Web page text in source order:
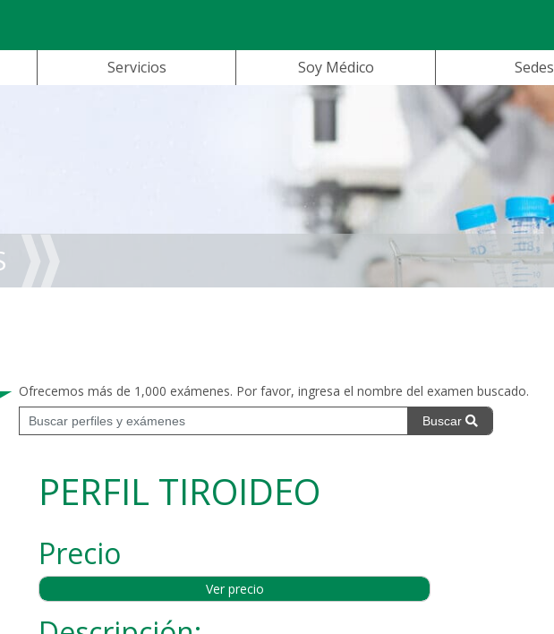
Servicios Soy Médico Sedes
Ofrecemos más de 1,000 exámenes. Por favor, ingresa el nombre del examen buscado.
Buscar
PERFIL TIROIDEO
Precio
Ver precio